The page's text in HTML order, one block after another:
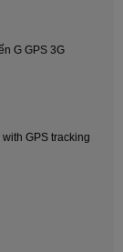
G GPS 3G
GPS tracking